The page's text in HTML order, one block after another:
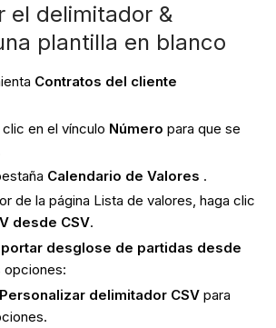
el delimitador &
plantilla en blanco
Contratos del cliente
clic en el vínculo Número para que se
Calendario de Valores .
de la página Lista de valores, haga clic
desde CSV.
desglose de partidas desde
Personalizar delimitador CSV para